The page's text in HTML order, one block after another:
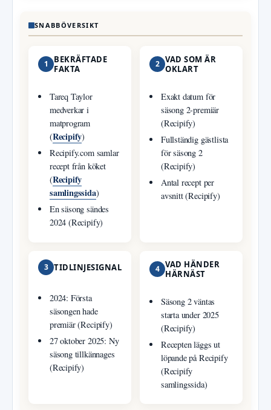
SNABBÖVERSIKT
1
BEKRÄFTADE
FAKTA
Tareq Taylor
medverkar i
matprogram
(Recipify)
Recipify.com samlar
recept från köket
(Recipify
samlingssida)
En säsong sändes
2024 (Recipify)
2 VAD SOM ÄR
OKLART
Exakt datum för
säsong 2-premiär
(Recipify)
Fullständig gästlista
för säsong 2
(Recipify)
Antal recept per
avsnitt (Recipify)
3 TIDLINJESIGNAL
2024: Första
säsongen hade
premiär (Recipify)
27 oktober 2025: Ny
säsong tillkännages
(Recipify)
4 VAD HÄNDER
HÄRNÄST
Säsong 2 väntas
starta under 2025
(Recipify)
Recepten läggs ut
löpande på Recipify
(Recipify
samlingssida)